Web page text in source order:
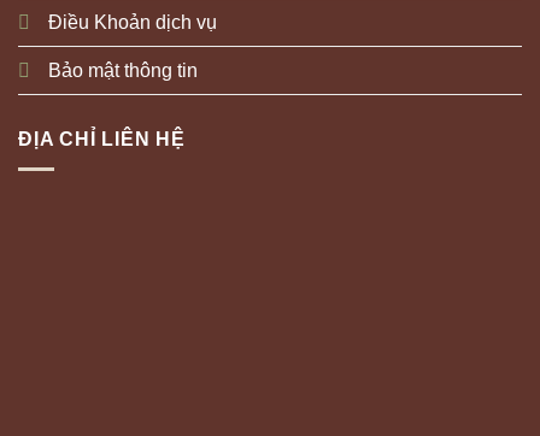
Điều Khoản dịch vụ
Bảo mật thông tin
ĐỊA CHỈ LIÊN HỆ